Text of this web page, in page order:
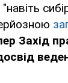
Захід